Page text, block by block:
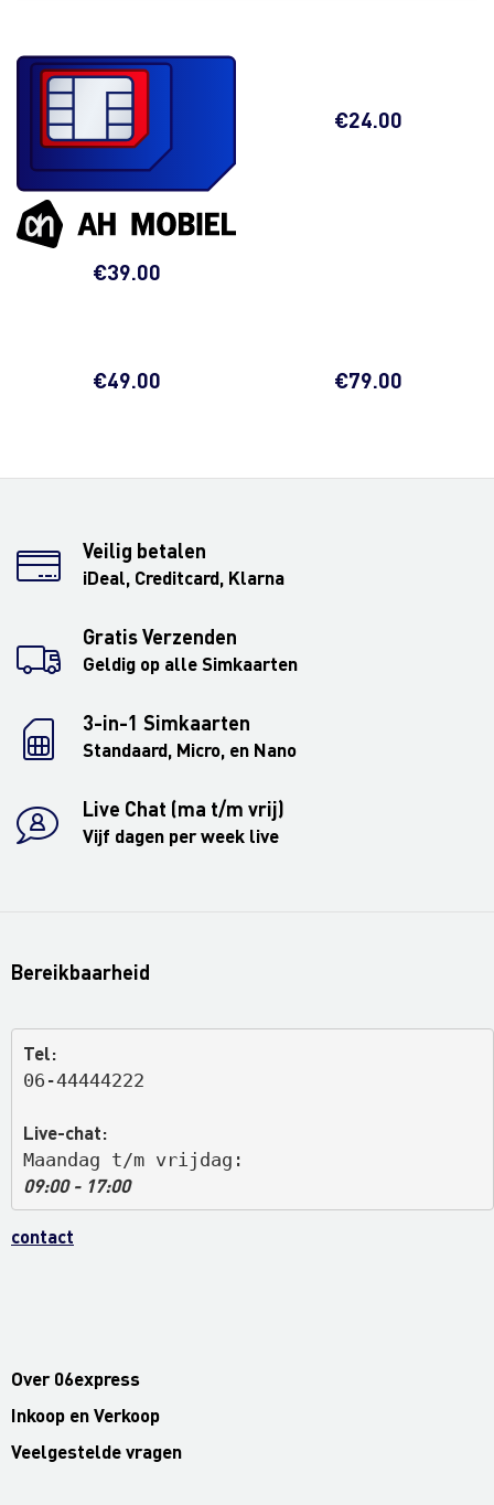
€39.00
€24.00
€49.00 €79.00
Veilig betalen
iDeal, Creditcard, Klarna
Gratis Verzenden
Geldig op alle Simkaarten
3-in-1 Simkaarten
Standaard, Micro, en Nano
Live Chat (ma t/m vrij)
Vijf dagen per week live
Bereikbaarheid
Tel:
06-44444222
Live-chat:
Maandag t/m vrijdag:
09:00 - 17:00
contact
Over 06express
Inkoop en Verkoop
Veelgestelde vragen